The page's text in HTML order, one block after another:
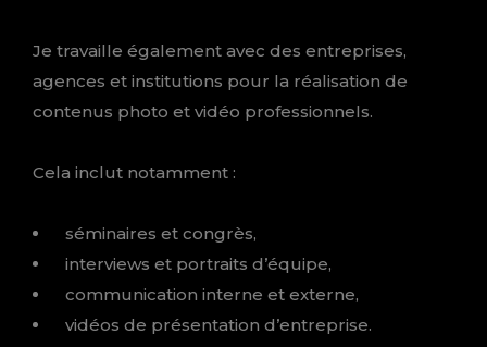
Je travaille également avec des entreprises,
agences et institutions pour la réalisation de
contenus photo et vidéo professionnels.
Cela inclut notamment :
séminaires et congrès,
interviews et portraits d’équipe,
communication interne et externe,
vidéos de présentation d’entreprise.